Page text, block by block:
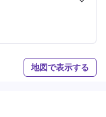
地図で表示する